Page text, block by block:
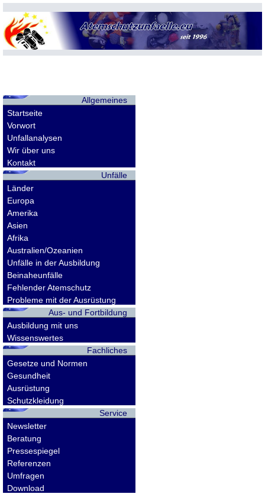
Allgemeines
Startseite
Vorwort
Unfallanalysen
Wir über uns
Kontakt
Unfälle
Länder
Europa
Amerika
Asien
Afrika
Australien/Ozeanien
Unfälle in der Ausbildung
Beinaheunfälle
Fehlender Atemschutz
Probleme mit der Ausrüstung
Aus- und Fortbildung
Ausbildung mit uns
Wissenswertes
Fachliches
Gesetze und Normen
Gesundheit
Ausrüstung
Schutzkleidung
Service
Newsletter
Beratung
Pressespiegel
Referenzen
Umfragen
Download